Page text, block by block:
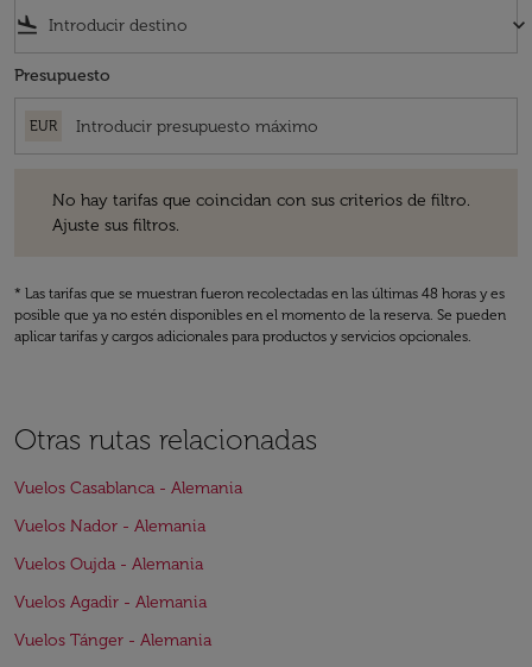
flight_land keyboard_arrow_down
Presupuesto
EUR
No hay tarifas que coincidan con sus criterios de filtro.
Ajuste sus filtros.
* Las tarifas que se muestran fueron recolectadas en las últimas 48 horas y es
posible que ya no estén disponibles en el momento de la reserva. Se pueden
aplicar tarifas y cargos adicionales para productos y servicios opcionales.
Otras rutas relacionadas
Vuelos Casablanca - Alemania
Vuelos Nador - Alemania
Vuelos Oujda - Alemania
Vuelos Agadir - Alemania
Vuelos Tánger - Alemania